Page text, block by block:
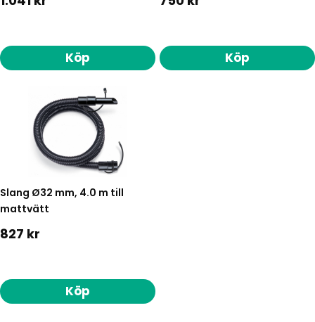
Köp Köp
Slang Ø32 mm, 4.0 m till
mattvätt
827 kr
Köp